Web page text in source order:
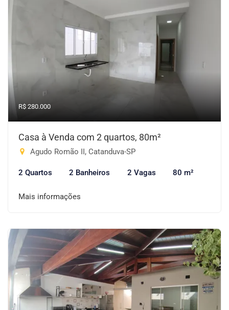
R$ 280.000
Casa à Venda com 2 quartos, 80m²
Agudo Romão II, Catanduva-SP
2 Quartos 2 Banheiros 2 Vagas 80 m²
Mais informações